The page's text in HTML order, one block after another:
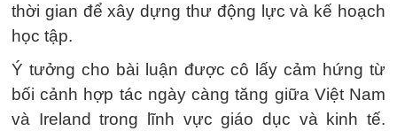
thời gian để xây dựng thư động lực và kế hoạch
học tập.
Ý tưởng cho bài luận được cô lấy cảm hứng từ
bối cảnh hợp tác ngày càng tăng giữa Việt Nam
và Ireland trong lĩnh vực giáo dục và kinh tế.